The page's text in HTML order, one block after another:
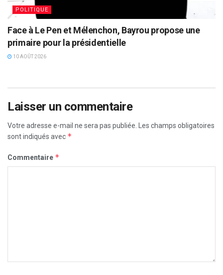
POLITIQUE
Face à Le Pen et Mélenchon, Bayrou propose une
primaire pour la présidentielle
10 AOÛT 2026
Laisser un commentaire
Votre adresse e-mail ne sera pas publiée. Les champs obligatoires
sont indiqués avec *
Commentaire *